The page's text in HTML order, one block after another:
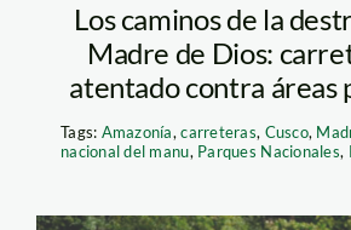
Los caminos de la
Madre de Dios:
atentado contra áreas
Tags: Amazonía,carreteras, Cusco,
nacional del manu, Parques Nacionales,